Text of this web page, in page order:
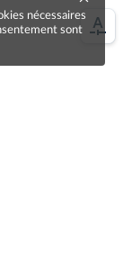
nécessaires
sont